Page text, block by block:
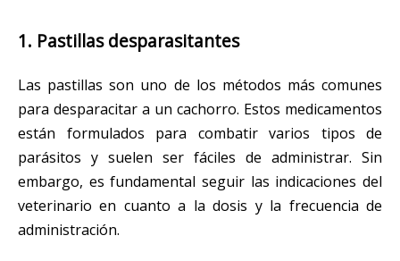
1. Pastillas desparasitantes
Las pastillas son uno de los métodos más comunes
para desparacitar a un cachorro. Estos medicamentos
están formulados para combatir varios tipos de
parásitos y suelen ser fáciles de administrar. Sin
embargo, es fundamental seguir las indicaciones del
veterinario en cuanto a la dosis y la frecuencia de
administración.